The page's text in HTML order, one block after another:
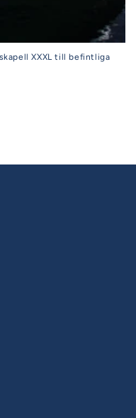
XXXL till befintliga